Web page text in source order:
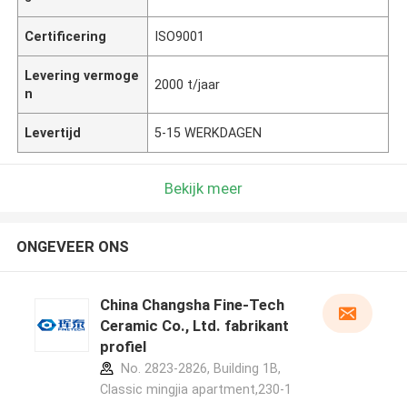
Certificering ISO9001
Levering vermoge
n
2000 t/jaar
Levertijd 5-15 WERKDAGEN
Bekijk meer
ONGEVEER ONS
China Changsha Fine-Tech
Ceramic Co., Ltd. fabrikant
profiel
No. 2823-2826, Building 1B,
Classic mingjia apartment,230-1